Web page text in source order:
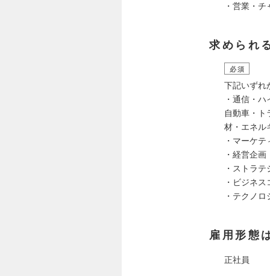
・営業・
求められ
必須
下記いずれ
・通信・
自動車・ト
材・エネル
・マーケ
・経営企
・ストラ
・ビジネ
・テクノ
雇用形態
正社員